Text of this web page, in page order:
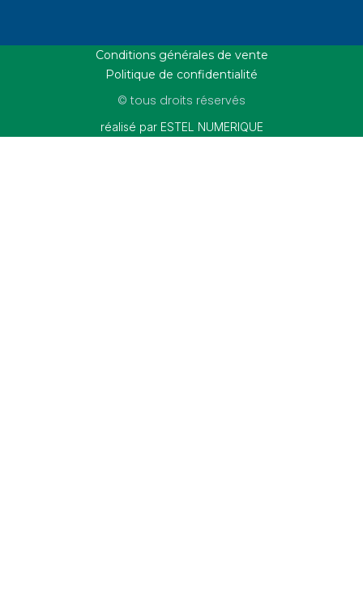
Conditions générales de vente
Politique de confidentialité
© tous droits réservés
réalisé par ESTEL NUMERIQUE